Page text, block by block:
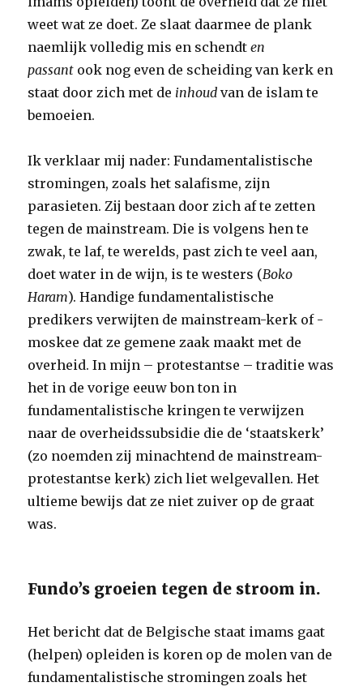
weet wat ze doet. Ze slaat daarmee de plank
naemlijk volledig mis en schendten
passant ook nog even de scheiding van kerk en
staat door zich met de inhoudvan de islam te
bemoeien.
Ik verklaar mij nader: Fundamentalistische
stromingen, zoals het salafisme, zijn
parasieten. Zij bestaan door zich af te zetten
tegen de mainstream. Die is volgens hen te
zwak, te laf, te werelds, past zich te veel aan,
doet water in de wijn, is te westers (Boko
Haram). Handige fundamentalistische
predikers verwijten de mainstream-kerk of -
moskee dat ze gemene zaak maakt met de
overheid. In mijn – protestantse – traditie was
het in de vorige eeuw bon ton in
fundamentalistische kringen te verwijzen
naar de overheidssubsidie die de ‘staatskerk’
(zo noemden zij minachtend de mainstream-
protestantse kerk) zich liet welgevallen. Het
ultieme bewijs dat ze niet zuiver op de graat
was.
Fundo’s groeien tegen de stroom in.
Het bericht dat de Belgische staat imams gaat
(helpen) opleiden is koren op de molen van de
fundamentalistische stromingen zoals het